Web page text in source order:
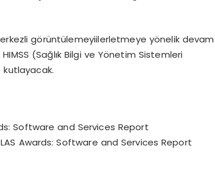
görüntülemeyiilerletmeye yönelikdevam
(Sağlık Bilgi ve Yönetim Sistemleri
kutlayacak.
Software and Services Report
Awards: Software and Services Report